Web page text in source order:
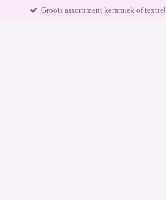
Groots assortiment keramiek of